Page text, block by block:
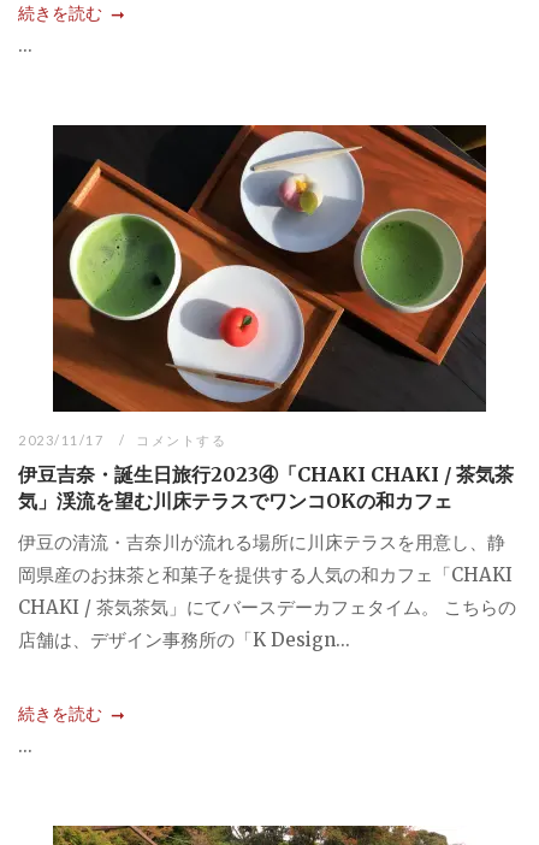
続きを読む
...
2023/11/17 コメントする
伊豆吉奈・誕生日旅行2023④「CHAKI CHAKI / 茶気茶
気」渓流を望む川床テラスでワンコOKの和カフェ
伊豆の清流・吉奈川が流れる場所に川床テラスを用意し、静
岡県産のお抹茶と和菓子を提供する人気の和カフェ「CHAKI
CHAKI / 茶気茶気」にてバースデーカフェタイム。 こちらの
店舗は、デザイン事務所の「K Design...
続きを読む
...